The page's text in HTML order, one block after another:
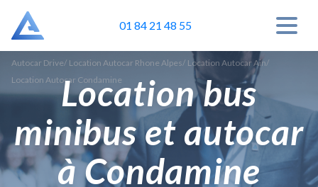
01 84 21 48 55
Autocar Drive/ Location Autocar Rhone Alpes/ Location Autocar Ain/
Location Autocar Condamine
Location bus
minibus et autocar
à Condamine